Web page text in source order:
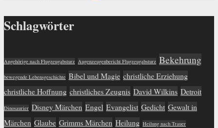
Schlagwörter
Angehörige nach Flugzeugabsturz Augenzeugenbericht Flugzeugabsturz Bekehrung
bewegende Lebensgeschichte Bibel und Magie christliche Erziehung
christliche Hoffnung christliches Zeugnis David Wilkins Detroit
Dinosaurier Disney Märchen Engel Evangelist Gedicht Gewalt in
Märchen Glaube Grimms Märchen Heilung Heilung nach Trauer